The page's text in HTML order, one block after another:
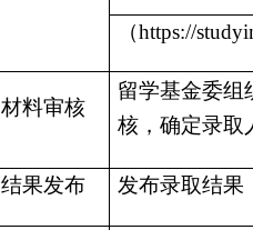
（https://
材料审核
留学基金委组
核，确定录取
结果发布 发布录取结果